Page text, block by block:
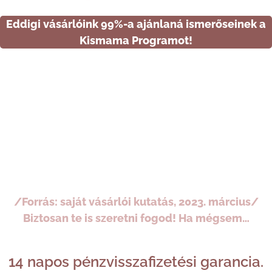
Eddigi vásárlóink 99%-a ajánlaná ismerőseinek a
Kismama Programot!
/Forrás: saját vásárlói kutatás, 2023. március/
Biztosan te is szeretni fogod! Ha mégsem…
14 napos pénzvisszafizetési garancia.